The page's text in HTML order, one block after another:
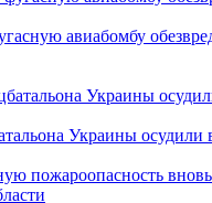
авиабомбу
Украины осудили